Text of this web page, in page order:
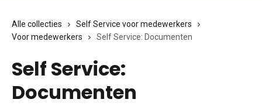
Alle collecties
Self Service voor medewerkers
Voor medewerkers
Self Service: Documenten
Self Service:
Documenten